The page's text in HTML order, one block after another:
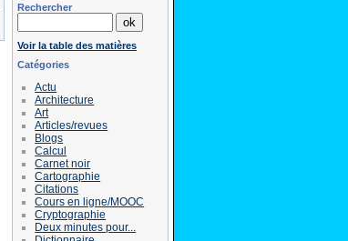
Rechercher
Voir la table des matières
Catégories
Actu
Architecture
Art
Articles/revues
Blogs
Calcul
Carnet noir
Cartographie
Citations
Cours en ligne/MOOC
Cryptographie
Deux minutes pour...